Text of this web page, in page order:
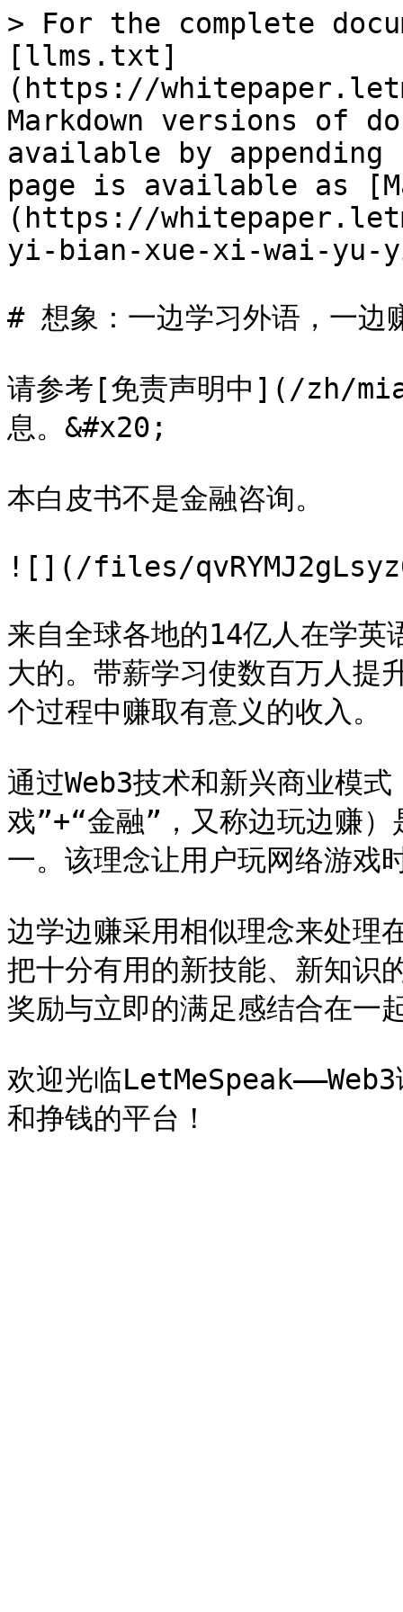
> For the complete
[llms.txt]
(https://
Markdown versions of
available by
page is available as
(https://
yi-bian-xue-xi-wai-yu-
# 想象：一边学习外语，一边
请参考[免责声明中](/zh/
息。&#x20;
本白皮书不是金融咨询。
![](/files/
来自全球各地的14亿人在学英
大的。带薪学习使数百万人提
个过程中赚取有意义的收入。
通过Web3技术和新兴商业模
戏”+“金融”，又称边玩边赚
一。该理念让用户玩网络游戏
边学边赚采用相似理念来处理
把十分有用的新技能、新知识
奖励与立即的满足感结合在一
欢迎光临